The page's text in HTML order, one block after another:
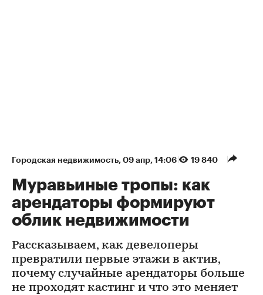
Городская недвижимость 09 апр, 14:06 19 840
Муравьиные тропы: как
арендаторы формируют
облик недвижимости
Рассказываем, как девелоперы
превратили первые этажи в актив,
почему случайные арендаторы больше
не проходят кастинг и что это меняет